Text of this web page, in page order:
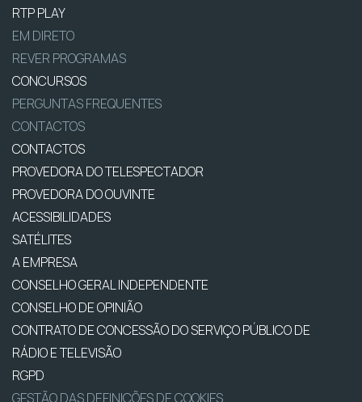
RTP PLAY
EM DIRETO
REVER PROGRAMAS
CONCURSOS
PERGUNTAS FREQUENTES
CONTACTOS
CONTACTOS
PROVEDORA DO TELESPECTADOR
PROVEDORA DO OUVINTE
ACESSIBILIDADES
SATÉLITES
A EMPRESA
CONSELHO GERAL INDEPENDENTE
CONSELHO DE OPINIÃO
CONTRATO DE CONCESSÃO DO SERVIÇO PÚBLICO DE
RÁDIO E TELEVISÃO
RGPD
GESTÃO DAS DEFINIÇÕES DE COOKIES